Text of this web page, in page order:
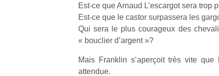
Est-ce que Arnaud L’escargot sera trop
Est-ce que le castor surpassera les
Qui sera le plus courageux des
« bouclier d’argent »?
Mais Franklin s’aperçoit très vite
attendue.
NextGen,
trottinette
Des
grands et